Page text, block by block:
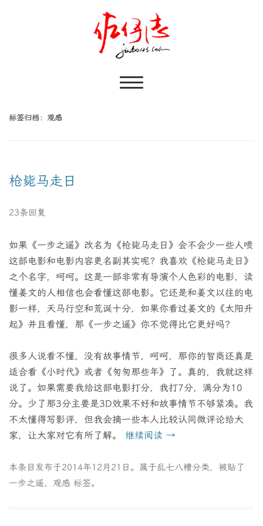
标签归档： 观感
枪毙马走日
23条回复
如果《一步之遥》改名为《枪毙马走日》会不会少一些人喷
这部电影和电影内容更名副其实呢？我喜欢《枪毙马走日》
之个名字，呵呵。这是一部非常有导演个人色彩的电影，读
懂姜文的人相信也会看懂这部电影。它还是和姜文以往的电
影一样，天马行空和荒诞十分，如果你看过姜文的《太阳升
起》并且看懂，那《一步之遥》你不觉得比它更好吗？
很多人说看不懂，没有故事情节，呵呵，那你的智商还真是
适合看《小时代》或者《匆匆那些年》了。真的，我就这样
说了。如果需要我给这部电影打分，我打7分，满分为10
分。少了那3分主要是3D效果不好和故事情节不够紧凑。我
不太懂得写影评，但我会摘一些本人比较认同微评论给大
家，让大家对它有所了解。 继续阅读 →
本条目发布于2014年12月21日 。属于乱七八糟分类，被贴了
一步之遥、 观感 标签。